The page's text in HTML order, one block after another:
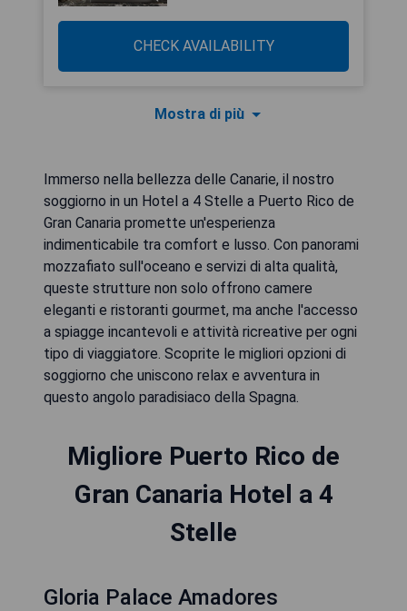
CHECK AVAILABILITY
Mostra di più
Immerso nella bellezza delle Canarie, il nostro
soggiorno in un Hotel a 4 Stelle a Puerto Rico de
Gran Canaria promette un'esperienza
indimenticabile tra comfort e lusso. Con panorami
mozzafiato sull'oceano e servizi di alta qualità,
queste strutture non solo offrono camere
eleganti e ristoranti gourmet, ma anche l'accesso
a spiagge incantevoli e attività ricreative per ogni
tipo di viaggiatore. Scoprite le migliori opzioni di
soggiorno che uniscono relax e avventura in
questo angolo paradisiaco della Spagna.
Migliore Puerto Rico de
Gran Canaria Hotel a 4
Stelle
Gloria Palace Amadores